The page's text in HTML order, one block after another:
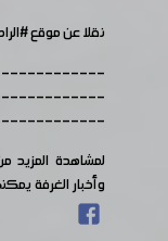
نقلا عن موقع
لمشاهدة المزيد
وأخبار الغرفة